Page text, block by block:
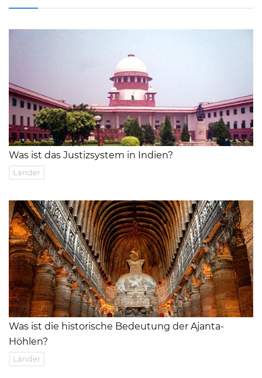
Was ist das Justizsystem in Indien?
Länder
Was ist die historische Bedeutung der Ajanta-
Höhlen?
Länder